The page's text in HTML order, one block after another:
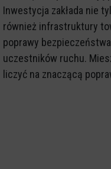
Inwestycja zakłada nie
również infrastruktury
poprawy
uczestników ruchu.
liczyć na znaczącą